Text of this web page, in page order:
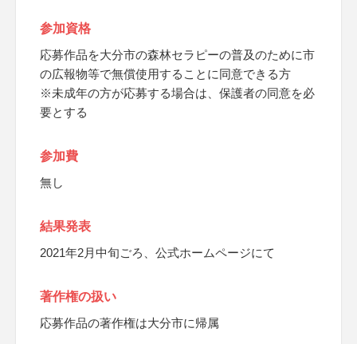
参加資格
応募作品を大分市の森林セラピーの普及のために市
の広報物等で無償使用することに同意できる方
※未成年の方が応募する場合は、保護者の同意を必
要とする
参加費
無し
結果発表
2021年2月中旬ごろ、公式ホームページにて
著作権の扱い
応募作品の著作権は大分市に帰属